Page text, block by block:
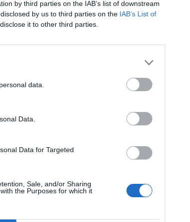
by third parties on the IAB’s list of downstream
by us to third parties on the IAB’s List of
it to other third parties.
data.
Data.
Data for Targeted
Sale, and/or Sharing
the Purposes for which it
törölje a Mariupoli acélgyár
az utolsó megmaradt ukrán csapatok
azt szeretné, ha az üzemet biztonságosan blokád
rajta. Kapcsolódó cikkünk 2022. 04. 21. Putyin
közvetített...